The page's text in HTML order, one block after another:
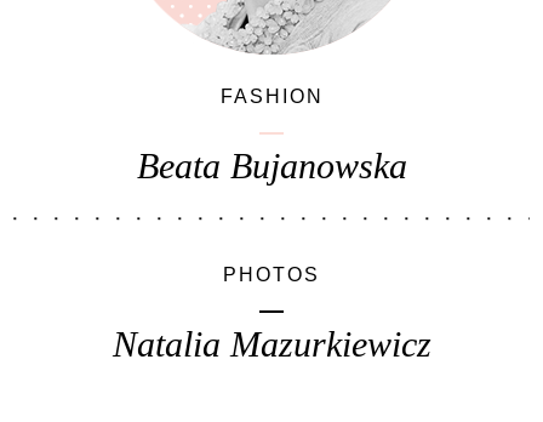
FASHION
Beata Bujanowska
PHOTOS
Natalia Mazurkiewicz